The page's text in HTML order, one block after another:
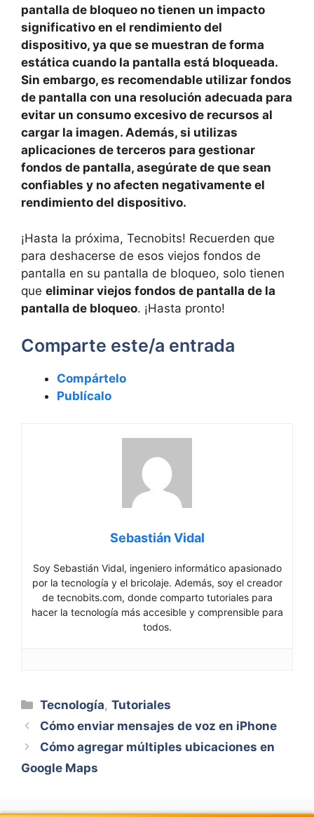
pantalla de bloqueo no ​tienen un impacto
significativo⁣ en el‍ rendimiento del
dispositivo, ya que se muestran de forma
estática ‍cuando la pantalla está bloqueada.
Sin embargo, es recomendable‍ utilizar fondos
de pantalla con una resolución adecuada para
evitar un consumo excesivo de recursos al
cargar la ​imagen. Además, si utilizas
aplicaciones de terceros para gestionar
fondos ⁣de pantalla, asegúrate de que⁢ sean
confiables y ‍no afecten⁣ negativamente⁤ el
rendimiento del dispositivo.
¡Hasta la próxima, Tecnobits! Recuerden que‍
para‌ deshacerse de​ esos viejos fondos de
pantalla en su pantalla⁣ de bloqueo, solo tienen⁣
que‍ eliminar viejos fondos de pantalla de la
pantalla de bloqueo. ¡Hasta⁢ pronto!
Comparte este/a entrada
Compártelo
Publícalo
Sebastián Vidal
Soy Sebastián Vidal, ingeniero informático apasionado
por la tecnología y el bricolaje. Además, soy el creador
de tecnobits.com, donde comparto tutoriales para
hacer la tecnología más accesible y comprensible para
todos.
Categorías
Tecnología,Tutoriales
Cómo enviar mensajes de voz en iPhone
Cómo agregar múltiples ubicaciones en
Google Maps